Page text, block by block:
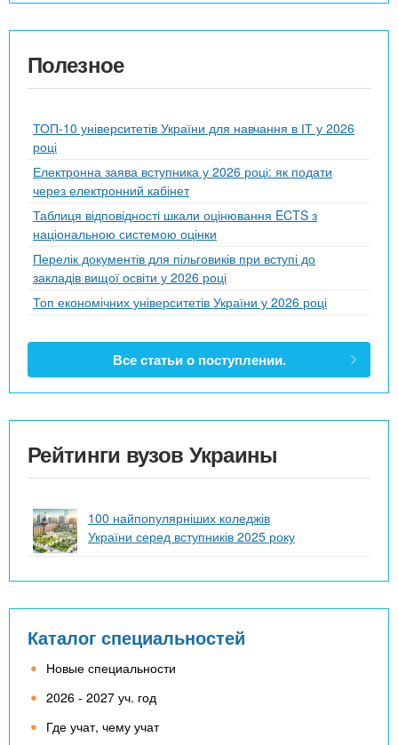
Полезное
ТОП-10 університетів України для навчання в ІТ у 2026
році
Електронна заява вступника у 2026 році: як подати
через електронний кабінет
Таблиця відповідності шкали оцінювання ECTS з
національною системою оцінки
Перелік документів для пільговиків при вступі до
закладів вищої освіти у 2026 році
Топ економічних університетів України у 2026 році
Все статьи о поступлении.
Рейтинги вузов Украины
100 найпопулярніших коледжів
України серед вступників 2025 року
Каталог специальностей
Новые специальности
2026 - 2027 уч. год
Где учат, чему учат